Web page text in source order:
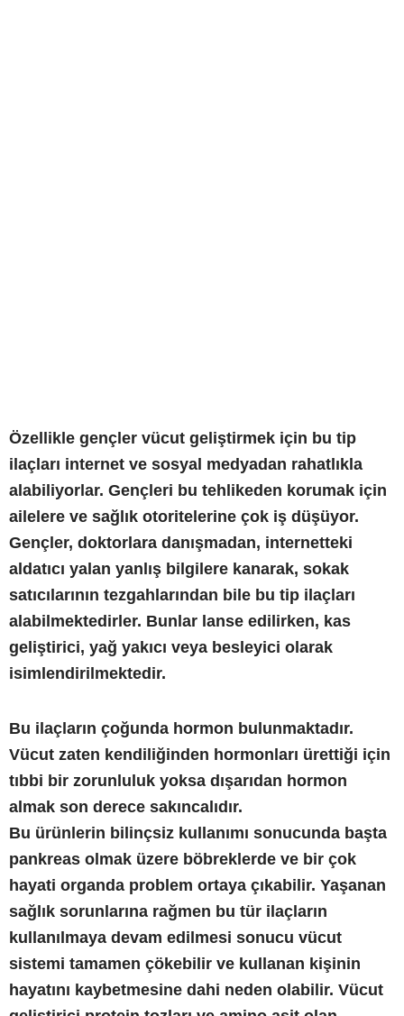
Özellikle gençler vücut geliştirmek için bu tip
ilaçları internet ve sosyal medyadan rahatlıkla
alabiliyorlar. Gençleri bu tehlikeden korumak için
ailelere ve sağlık otoritelerine çok iş düşüyor.
Gençler, doktorlara danışmadan, internetteki
aldatıcı yalan yanlış bilgilere kanarak, sokak
satıcılarının tezgahlarından bile bu tip ilaçları
alabilmektedirler. Bunlar lanse edilirken, kas
geliştirici, yağ yakıcı veya besleyici olarak
isimlendirilmektedir.
Bu ilaçların çoğunda hormon bulunmaktadır.
Vücut zaten kendiliğinden hormonları ürettiği için
tıbbi bir zorunluluk yoksa dışarıdan hormon
almak son derece sakıncalıdır.
Bu ürünlerin bilinçsiz kullanımı sonucunda başta
pankreas olmak üzere böbreklerde ve bir çok
hayati organda problem ortaya çıkabilir. Yaşanan
sağlık sorunlarına rağmen bu tür ilaçların
kullanılmaya devam edilmesi sonucu vücut
sistemi tamamen çökebilir ve kullanan kişinin
hayatını kaybetmesine dahi neden olabilir. Vücut